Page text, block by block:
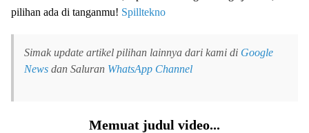
pilihan ada di tanganmu! Spilltekno
Simak update artikel pilihan lainnya dari kami di Google
News dan Saluran WhatsApp Channel
Memuat judul video...